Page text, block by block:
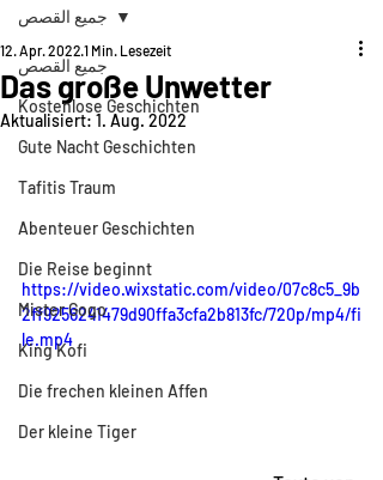
جميع القصص
Kostenlose Geschichten
Gute Nacht Geschichten
Tafitis Traum
Abenteuer Geschichten
Die Reise beginnt
Mister Gogo
King Kofi
Die frechen kleinen Affen
Der kleine Tiger
جميع القصص
Das große Unwetter
12. Apr. 2022 1 Min. Lesezeit
Aktualisiert: 1. Aug. 2022
https://video.wixstatic.com/video/07c8c5_9b
2ff9256241479d90ffa3cfa2b813fc/720p/mp4/fi
le.mp4